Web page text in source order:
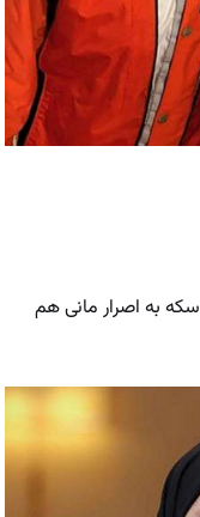
مهریه من یک قطعه عاشقانه است. البته 14 سکه به اصرار مانی هم